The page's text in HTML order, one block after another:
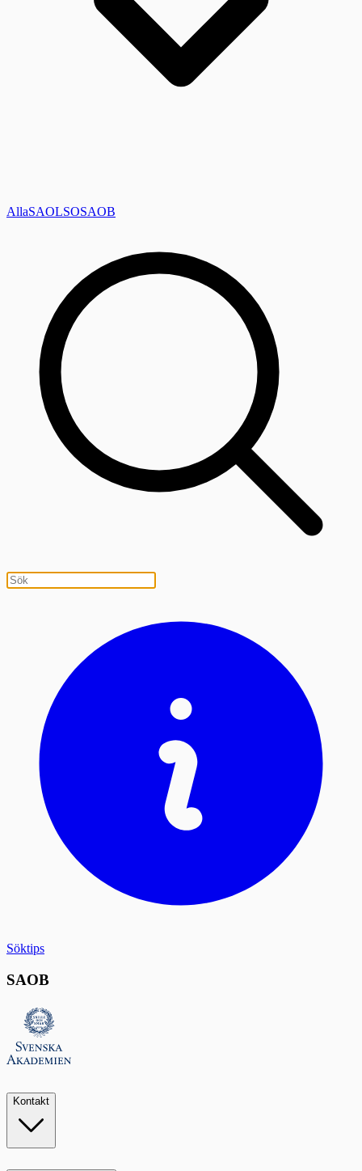
AllaSAOLSOSAOB
Söktips
SAOB
Kontakt